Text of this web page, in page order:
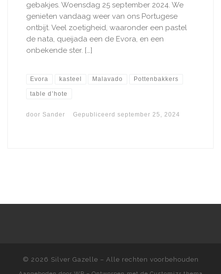
gebakjes. Woensdag 25 september 2024. We
genieten vandaag weer van ons Portugese
ontbijt. Veel zoetigheid, waaronder een pastel
de nata, queijada een de Evora, en een
onbekende ster. […]
Evora kasteel Malavado Pottenbakkers
table d’hote
door Sander Gepubliceerd september 25, 2024
© 2026 Silver Gazelle – Alle rechten voorbehouden